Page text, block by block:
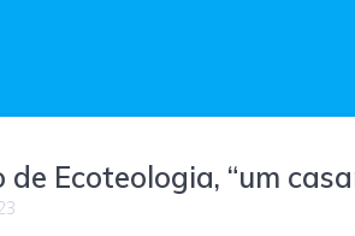
de Ecoteologia, “um